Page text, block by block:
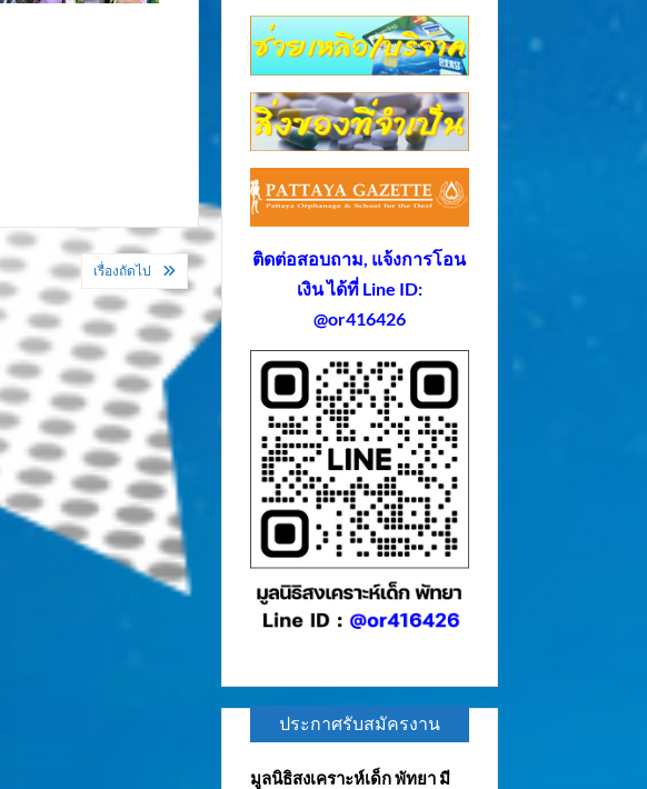
เรื่องถัดไป
ติดต่อสอบถาม, แจ้งการโอน
เงิน ได้ที่ Line ID:
@or416426
ประกาศรับสมัครงาน
มูลนิธิสงเคราะห์เด็ก พัทยา มี